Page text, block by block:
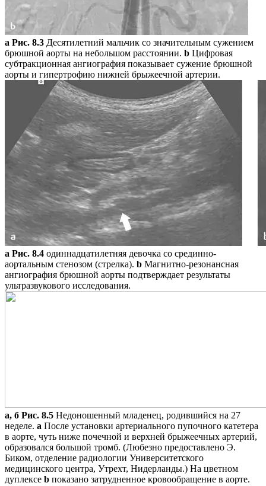
а Рис. 8.3 Десятилетний мальчик со значительным сужением
брюшной аорты на небольшом расстоянии. b Цифровая
субтракционная ангиография показывает сужение брюшной
аорты и гипертрофию нижней брыжеечной артерии.
а Рис. 8.4 одиннадцатилетняя девочка со срединно-
аортальным стенозом (стрелка). b Магнитно-резонансная
ангиография брюшной аорты подтверждает результаты
ультразвукового исследования.
а, б Рис. 8.5 Недоношенный младенец, родившийся на 27
неделе. a После установки артериального пупочного катетера
в аорте, чуть ниже почечной и верхней брыжеечных артерий,
образовался большой тромб. (Любезно предоставлено Э.
Биком, отделение радиологии Университетского
медицинского центра, Утрехт, Нидерланды.) На цветном
дуплексе b показано затрудненное кровообращение в аорте.